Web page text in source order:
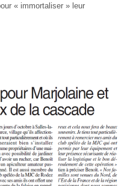
« immortaliser » leur